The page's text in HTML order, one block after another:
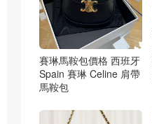
賽琳馬鞍包價格 西班牙
Spain 賽琳 Celine 肩帶
馬鞍包